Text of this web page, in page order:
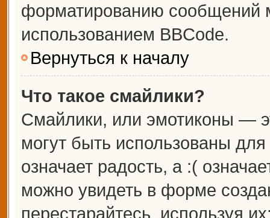
форматированию сообщений
использованием BBCode.
Вернуться к началу
Что такое смайлики?
Смайлики, или эмотиконы —
могут быть использованы
означает радость, а :(
можно увидеть в форме
перестарайтесь, используя